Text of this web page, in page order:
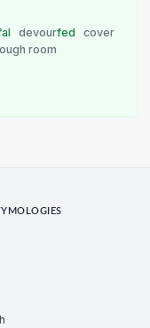
devourfed
cover
room